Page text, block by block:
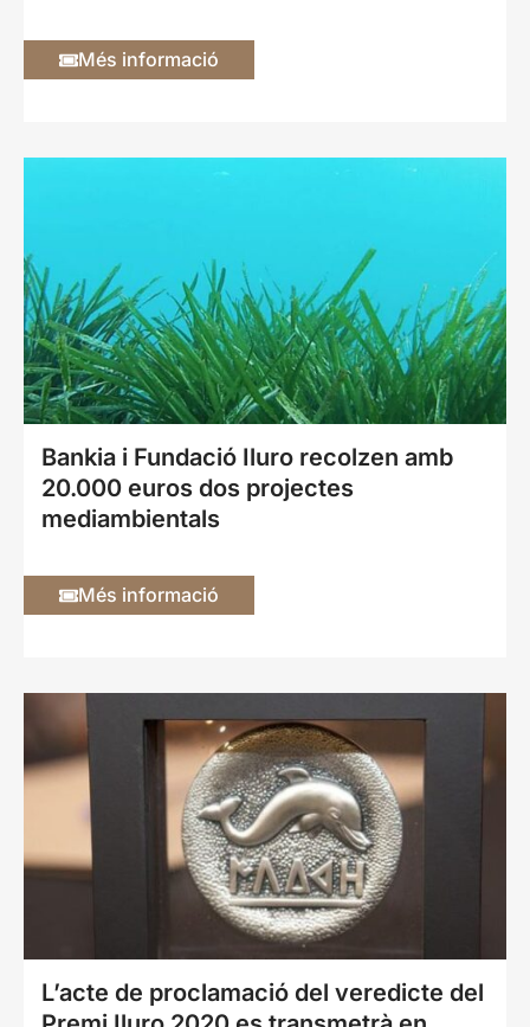
Més informació
Bankia i Fundació Iluro recolzen amb
20.000 euros dos projectes
mediambientals
Més informació
L’acte de proclamació del veredicte del